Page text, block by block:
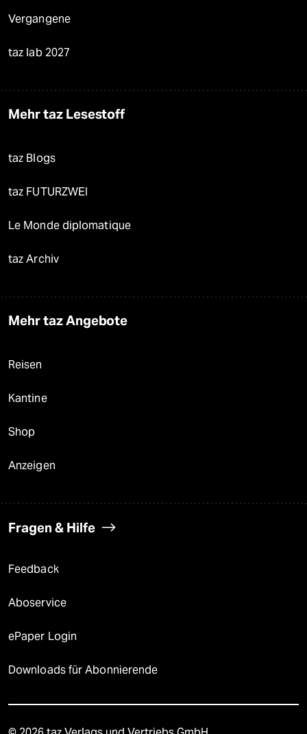
Vergangene
taz lab 2027
Mehr taz Lesestoff
taz Blogs
taz FUTURZWEI
Le Monde diplomatique
taz Archiv
Mehr taz Angebote
Reisen
Kantine
Shop
Anzeigen
Fragen & Hilfe
Feedback
Aboservice
ePaper Login
Downloads für Abonnierende